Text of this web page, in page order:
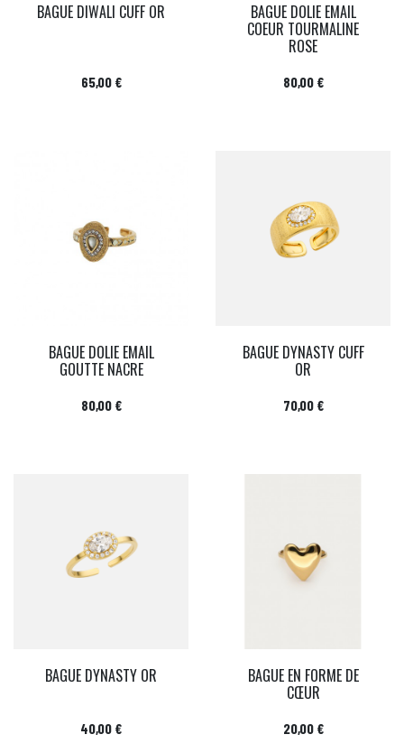
BAGUE DIWALI CUFF OR
Prix
65,00 €
BAGUE DOLIE EMAIL
COEUR TOURMALINE
ROSE
Prix
80,00 €
BAGUE DOLIE EMAIL
GOUTTE NACRE
Prix
80,00 €
BAGUE DYNASTY CUFF
OR
Prix
70,00 €
BAGUE DYNASTY OR
Prix
40,00 €
BAGUE EN FORME DE
CŒUR
Prix
20,00 €